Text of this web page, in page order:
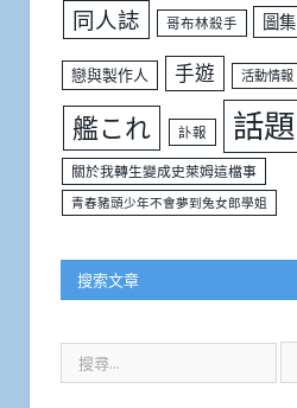
同人誌 哥布林殺手 圖集
戀與製作人 手遊 活動情報
艦これ 訃報 話題
關於我轉生變成史萊姆這檔事
青春豬頭少年不會夢到兔女郎學姐
搜索文章